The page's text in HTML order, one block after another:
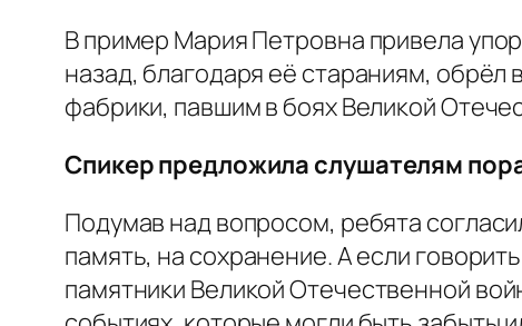
В пример Мария Петровна привела
назад, благодаря её стараниям,
фабрики, павшим в боях Великой
Спикер предложила слушателям
Подумав над вопросом, ребята
память, на сохранение. А если
памятники Великой Отечественной